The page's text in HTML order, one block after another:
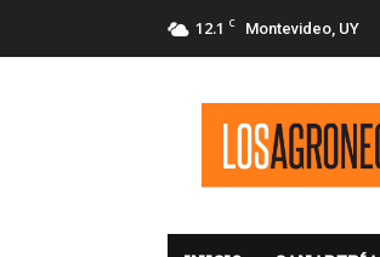
12.1 C Montevideo, UY
LosAgronegocios